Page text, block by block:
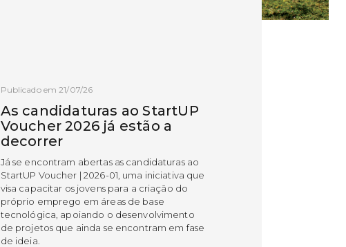
Publicado em 21/07/26
As candidaturas ao StartUP
Voucher 2026 já estão a
decorrer
Já se encontram abertas as candidaturas ao
StartUP Voucher | 2026-01, uma iniciativa que
visa capacitar os jovens para a criação do
próprio emprego em áreas de base
tecnológica, apoiando o desenvolvimento
de projetos que ainda se encontram em fase
de ideia.